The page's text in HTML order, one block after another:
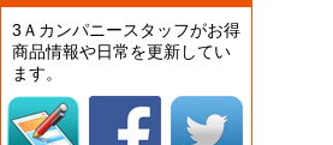
3Ａカンパニースタッフがお得
商品情報や日常を更新してい
ます。